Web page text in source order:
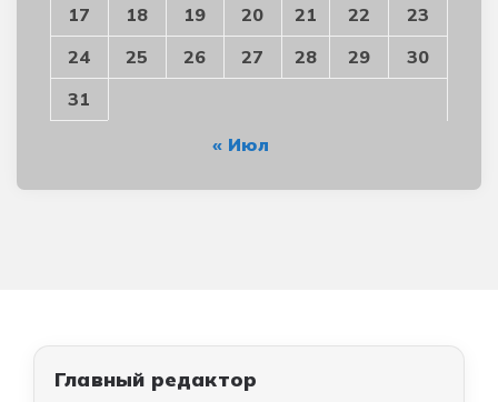
17
18 19 20 21 22
23
24
25 26 27 28 29
30
31
« Июл
Главный редактор